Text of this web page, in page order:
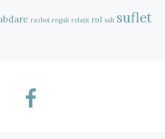
razboi reguli relații rol sah suflet